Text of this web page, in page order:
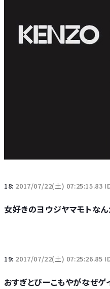
18: 2017/07/22(土) 07:25:15.83
女好きのヨウジヤマモトな
19: 2017/07/22(土) 07:25:26.85
おすぎとぴーこもやがなぜゲ